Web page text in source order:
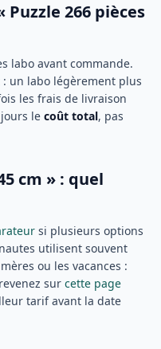
266 pièces
labo avant commande.
: un labo légèrement plus
les frais de livraison
le coût total, pas
cm » : quel
si plusieurs options
utilisent souvent
ou les vacances :
sur cette page
tarif avant la date